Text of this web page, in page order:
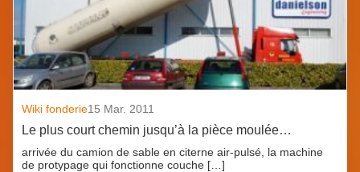
Wiki fonderie15 Mar. 2011
Le plus court chemin jusqu’à la pièce moulée…
arrivée du camion de sable en citerne air-pulsé, la machine
de protypage qui fonctionne couche […]